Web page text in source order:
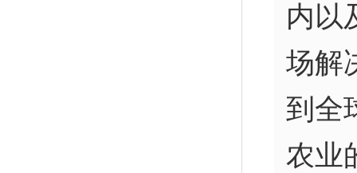
内以
场解
到全
农业